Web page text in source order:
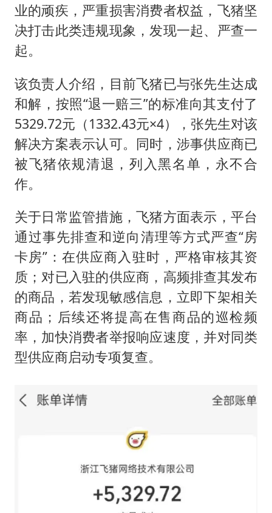
业的顽疾，严重损害消费者权益，飞猪坚
决打击此类违规现象，发现一起、严查一
起。
该负责人介绍，目前飞猪已与张先生达成
和解，按照“退一赔三”的标准向其支付了
5329.72元（1332.43元×4），张先生对该
解决方案表示认可。同时，涉事供应商已
被飞猪依规清退，列入黑名单，永不合
作。
关于日常监管措施，飞猪方面表示，平台
通过事先排查和逆向清理等方式严查“房
卡房”：在供应商入驻时，严格审核其资
质；对已入驻的供应商，高频排查其发布
的商品，若发现敏感信息，立即下架相关
商品；后续还将提高在售商品的巡检频
率，加快消费者举报响应速度，并对同类
型供应商启动专项复查。